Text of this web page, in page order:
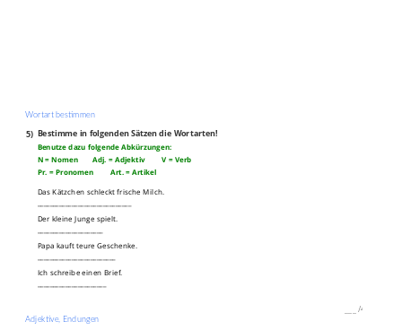
Wortart bestimmen
5) Bestimme in folgenden Sätzen die Wortarten!
Benutze dazu folgende Abkürzungen:
N = Nomen Adj. = Adjektiv V = Verb
Pr. = Pronomen Art. = Artikel
Das Kätzchen schleckt frische Milch.
Der kleine Junge spielt.
Papa kauft teure Geschenke.
Ich schreibe einen Brief.
/4P
Adjektive, Endungen